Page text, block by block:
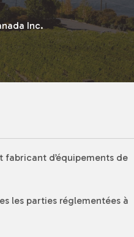
Inc.
d’équipements de
les parties réglementées à